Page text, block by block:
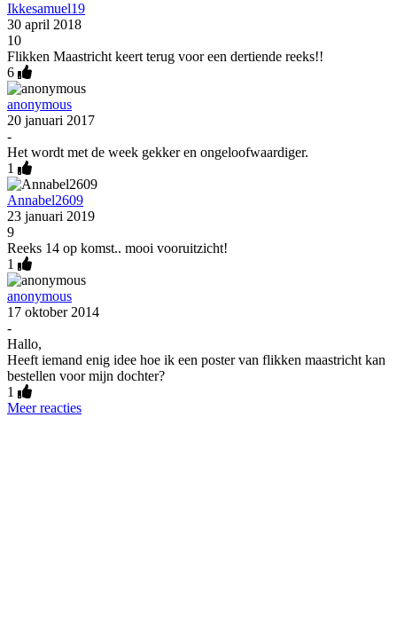
Ikkesamuel19
30 april 2018
10
Flikken Maastricht keert terug voor een dertiende reeks!!
6
anonymous
20 januari 2017
-
Het wordt met de week gekker en ongeloofwaardiger.
1
Annabel2609
23 januari 2019
9
Reeks 14 op komst.. mooi vooruitzicht!
1
anonymous
17 oktober 2014
-
Hallo,
Heeft iemand enig idee hoe ik een poster van flikken maastricht kan
bestellen voor mijn dochter?
1
Meer reacties